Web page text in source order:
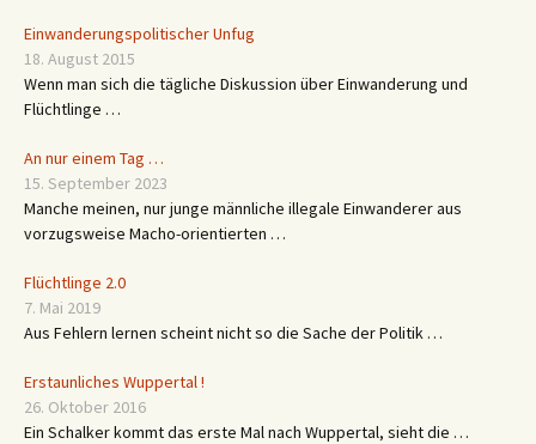
Einwanderungspolitischer Unfug
18. August 2015
Wenn man sich die tägliche Diskussion über Einwanderung und
Flüchtlinge …
An nur einem Tag …
15. September 2023
Manche meinen, nur junge männliche illegale Einwanderer aus
vorzugsweise Macho-orientierten …
Flüchtlinge 2.0
7. Mai 2019
Aus Fehlern lernen scheint nicht so die Sache der Politik …
Erstaunliches Wuppertal !
26. Oktober 2016
Ein Schalker kommt das erste Mal nach Wuppertal, sieht die …